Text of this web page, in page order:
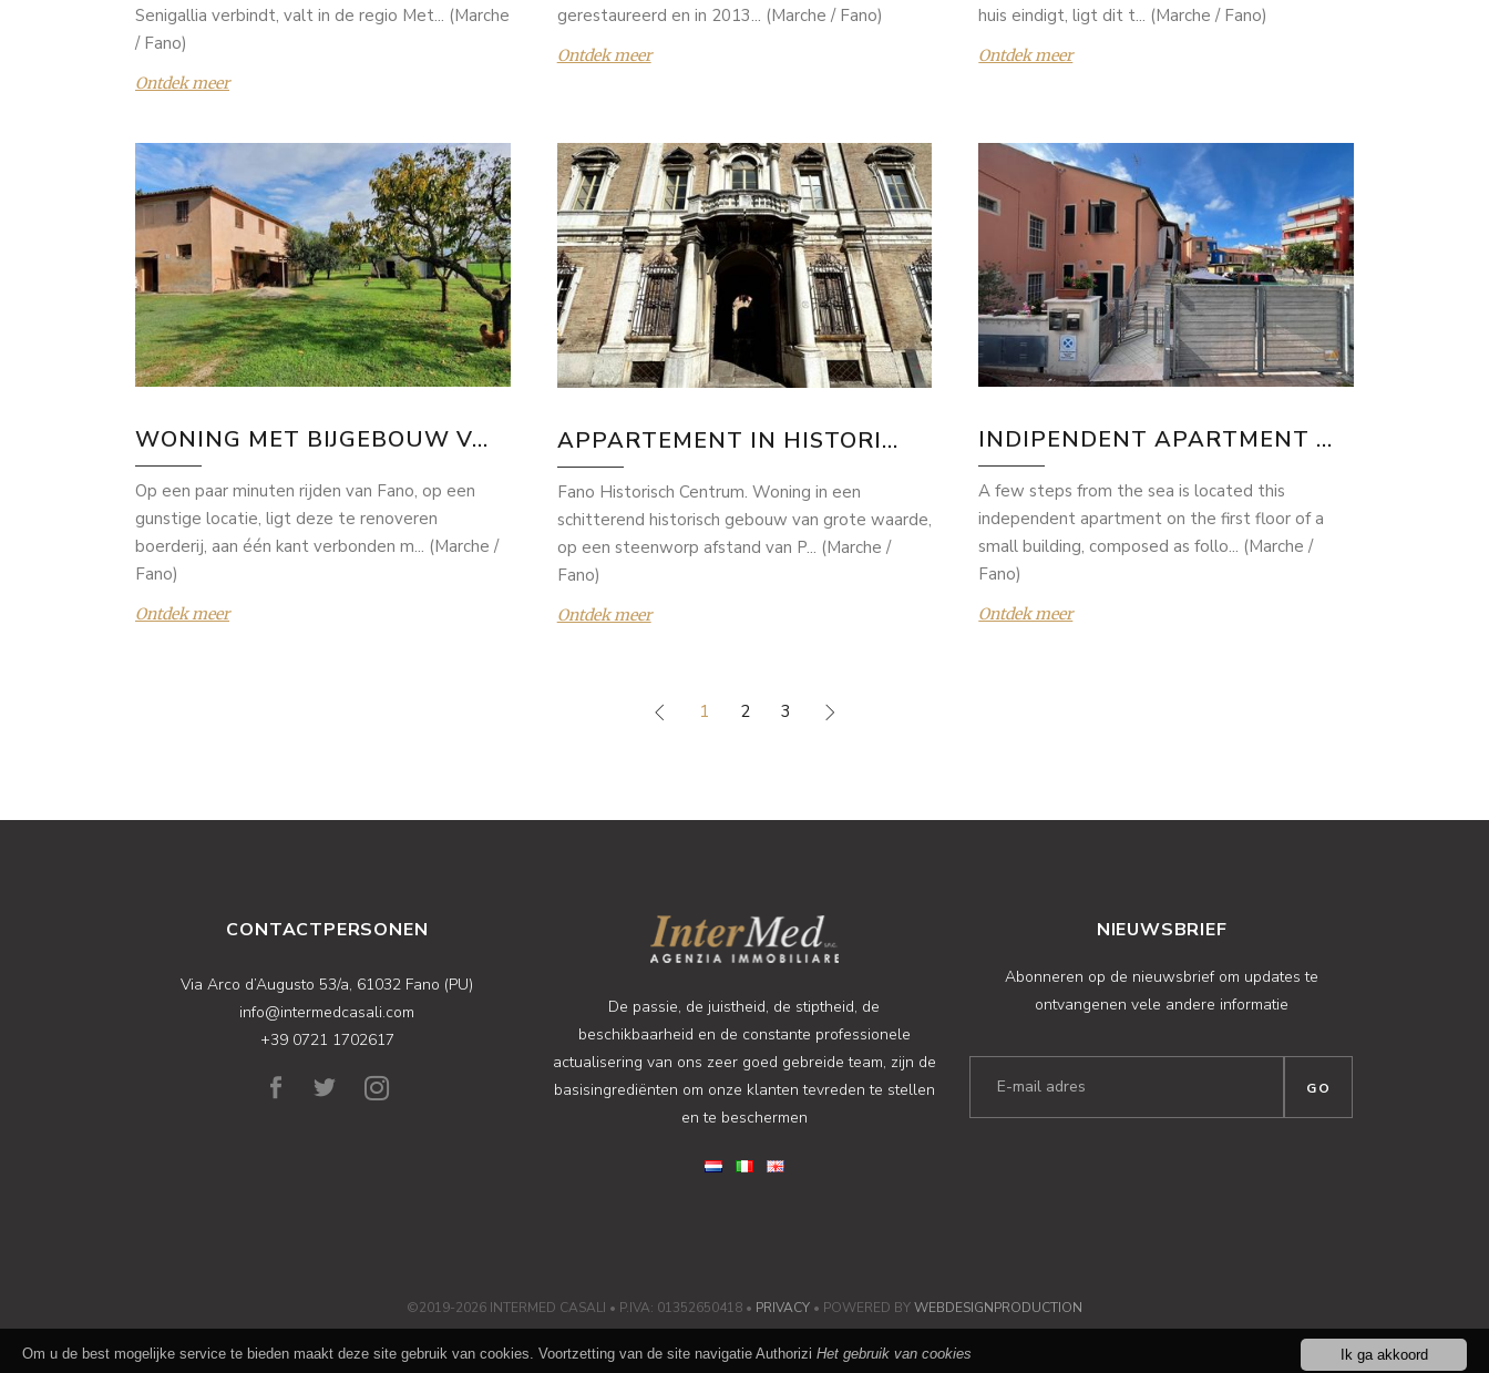
Ik ga akkoord
Om u de best mogelijke service te bieden maakt deze site gebruik van cookies. Voortzetting van de site navigatie Authorizi Het gebruik van cookies
Senigallia verbindt, valt in de regio Met... (Marche
/ Fano)
Ontdek meer
gerestaureerd en in 2013... (Marche / Fano)
Ontdek meer
huis eindigt, ligt dit t... (Marche / Fano)
Ontdek meer
WONING MET BIJGEBOUW V...
Op een paar minuten rijden van Fano, op een
gunstige locatie, ligt deze te renoveren
boerderij, aan één kant verbonden m... (Marche /
Fano)
Ontdek meer
APPARTEMENT IN HISTORI...
Fano Historisch Centrum. Woning in een
schitterend historisch gebouw van grote waarde,
op een steenworp afstand van P... (Marche /
Fano)
Ontdek meer
INDIPENDENT APARTMENT ...
A few steps from the sea is located this
independent apartment on the first floor of a
small building, composed as follo... (Marche /
Fano)
Ontdek meer
1 2 3
CONTACTPERSONEN
Via Arco d’Augusto 53/a, 61032 Fano (PU)
info@intermedcasali.com
+39 0721 1702617
De passie, de juistheid, de stiptheid, de
beschikbaarheid en de constante professionele
actualisering van ons zeer goed gebreide team, zijn de
basisingrediënten om onze klanten tevreden te stellen
en te beschermen
NIEUWSBRIEF
Abonneren op de nieuwsbrief om updates te
ontvangenen vele andere informatie
©2019-2026 INTERMED CASALI • P.IVA: 01352650418 • PRIVACY • POWERED BYWEBDESIGNPRODUCTION